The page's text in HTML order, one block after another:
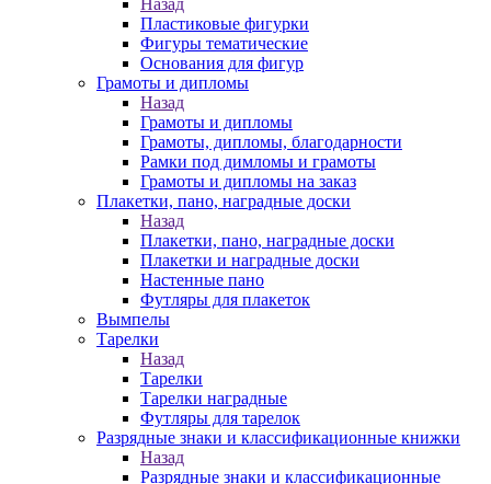
Назад
Пластиковые фигурки
Фигуры тематические
Основания для фигур
Грамоты и дипломы
Назад
Грамоты и дипломы
Грамоты, дипломы, благодарности
Рамки под димломы и грамоты
Грамоты и дипломы на заказ
Плакетки, пано, наградные доски
Назад
Плакетки, пано, наградные доски
Плакетки и наградные доски
Настенные пано
Футляры для плакеток
Вымпелы
Тарелки
Назад
Тарелки
Тарелки наградные
Футляры для тарелок
Разрядные знаки и классификационные книжки
Назад
Разрядные знаки и классификационные